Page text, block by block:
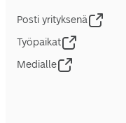
Posti yrityksenä
Työpaikat
Medialle